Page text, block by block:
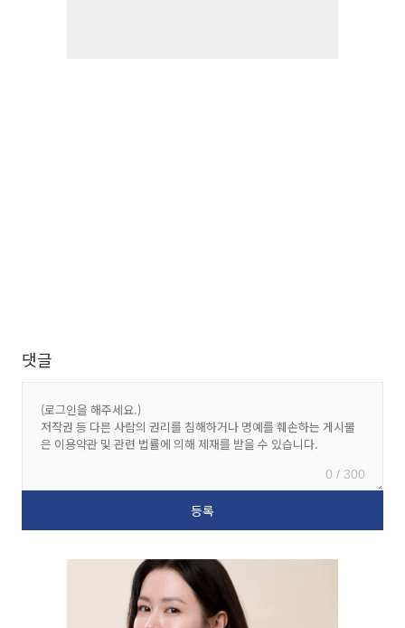
댓글
0 / 300